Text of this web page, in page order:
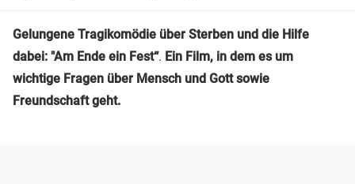
Gelungene Tragikomödie über Sterben und die Hilfe
dabei: "Am Ende ein Fest“. Ein Film, in dem es um
wichtige Fragen über Mensch und Gott sowie
Freundschaft geht.